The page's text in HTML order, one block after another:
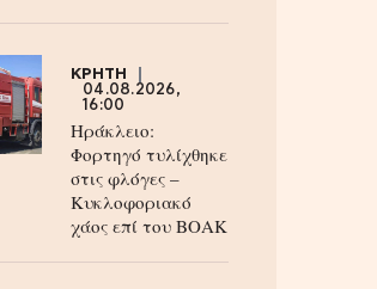
ΚΡΗΤΗ
04.08.2026,
16:00
Ηράκλειο:
Φορτηγό τυλίχθηκε
στις φλόγες –
Κυκλοφοριακό
χάος επί του ΒΟΑΚ